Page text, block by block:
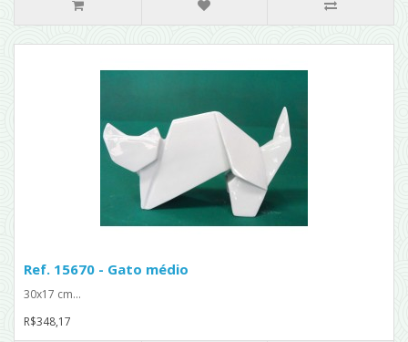
Ref. 15670 - Gato médio
30x17 cm...
R$348,17